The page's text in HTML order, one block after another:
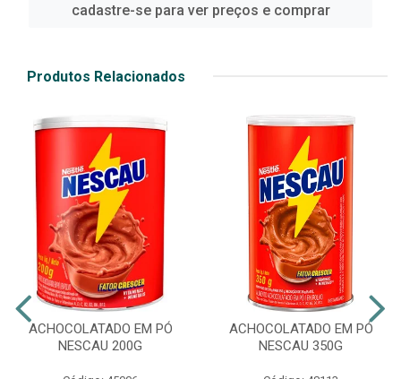
cadastre-se para ver preços e comprar
Produtos Relacionados
ACHOCOLATADO EM PÓ
NESCAU 200G
ACHOCOLATADO EM PÓ
NESCAU 350G